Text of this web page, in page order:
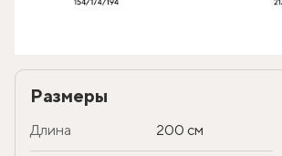
Размеры
Длина 200 см